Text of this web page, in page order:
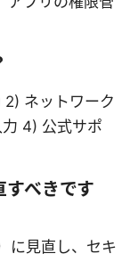
ネットワーク
4) 公式サポ
すべきです
に見直し、セキ